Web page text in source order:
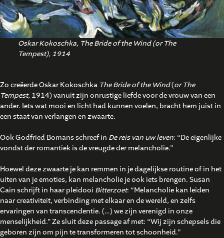
Oskar Kokoschka, The Bride of the Wind (or The
Tempest), 1914
Zo creëerde Oskar Kokoschka The Bride of the Wind(or The
Tempest, 1914) vanuit zijn onrustige liefde voor de vrouw van een
ander. Iets wat mooi en licht had kunnen voelen, bracht hem juist in
een staat van verlangen en zwaarte.
Ook Godfried Bomans schreef in De reis van uw leven: “De eigenlijke
vondst der romantiek is de vreugde der melancholie.”
Hoewel deze zwaarte je kan remmen in je dagelijkse routine of in het
uiten van je emoties, kan melancholie je ook iets brengen. Susan
Cain schrijft in haar pleidooi Bitterzoet: “Melancholie kan leiden
naar creativiteit, verbinding met elkaar en de wereld, en zelfs
ervaringen van transcendentie. (…) we zijn verenigd in onze
menselijkheid.” Ze sluit deze passage af met: “Wij zijn schepsels die
geboren zijn om pijn te transformeren tot schoonheid.”